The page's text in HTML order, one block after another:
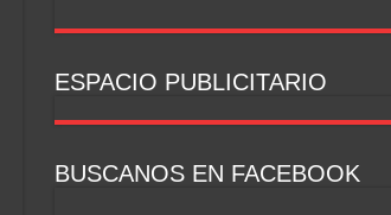
ESPACIO PUBLICITARIO
BUSCANOS EN FACEBOOK